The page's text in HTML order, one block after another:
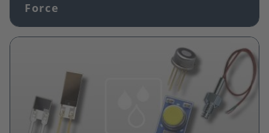
Force